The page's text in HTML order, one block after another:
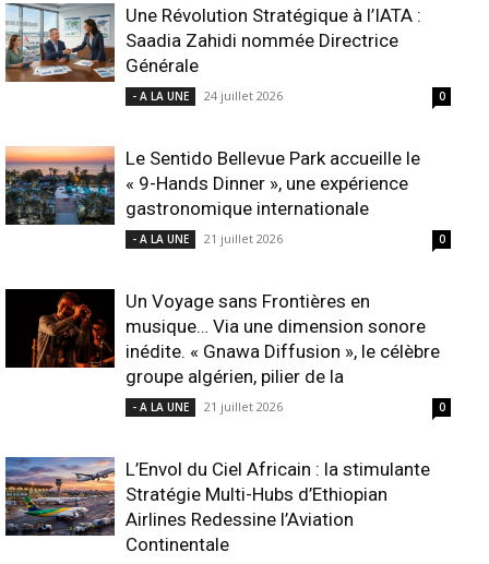
Une Révolution Stratégique à l’IATA :
Saadia Zahidi nommée Directrice
Générale
- A LA UNE 24 juillet 2026 0
Le Sentido Bellevue Park accueille le
« 9-Hands Dinner », une expérience
gastronomique internationale
- A LA UNE 21 juillet 2026 0
Un Voyage sans Frontières en
musique… Via une dimension sonore
inédite. « Gnawa Diffusion », le célèbre
groupe algérien, pilier de la
- A LA UNE 21 juillet 2026 0
L’Envol du Ciel Africain : la stimulante
Stratégie Multi-Hubs d’Ethiopian
Airlines Redessine l’Aviation
Continentale